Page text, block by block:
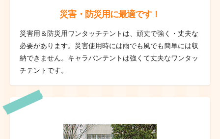
災害・防災用に最適です！
災害用＆防災用ワンタッチテントは、頑丈で強く・丈夫な
必要があります。災害使用時には雨でも風でも簡単には収
納できません。キャラバンテントは強くて丈夫なワンタッ
チテントです。